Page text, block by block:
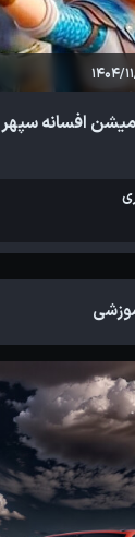
1404/
افسانه سپهر